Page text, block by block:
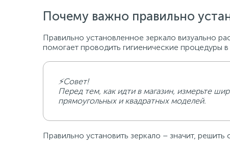
Почему важно правильно
Правильно установленное зеркало визуально
помогает проводить гигиенические процедуры
⚡Совет!
Перед тем, как идти в магазин, измерьте
прямоугольных и квадратных моделей.
Правильно установить зеркало – значит, решить